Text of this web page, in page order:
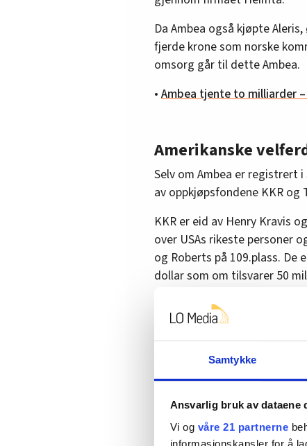
Samtykke
Ansvarlig bruk av dataene
Vi og våre 21 partnerne
informasjonskapsler for å
Da Ambea også kjøpte
fjerde krone som norske
omsorg går til dette Ambea.
• Ambea tjente to milliarder
Amerikanske
Selv om Ambea er registrert
av oppkjøpsfondene KKR og
KKR er eid av Henry Kravis
over USAs rikeste personer
og Roberts på 109.plass.
dollar som om tilsvarer 50
De amerikanske
av de kommunale norske
Triton er et
over hele verden.
– Nå må norske politikere